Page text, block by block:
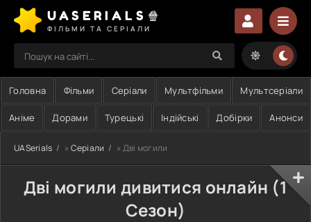
UASERIALS🍿
ФІЛЬМИ ТА СЕРІАЛИ
Головна Фільми Серіали Мультфільми Мультсеріали
Аніме Дорами Турецькі Індійські Добірки Анонси
UASerials » Серіали » Дві могили
Дві могили дивитися онлайн (1
Сезон)